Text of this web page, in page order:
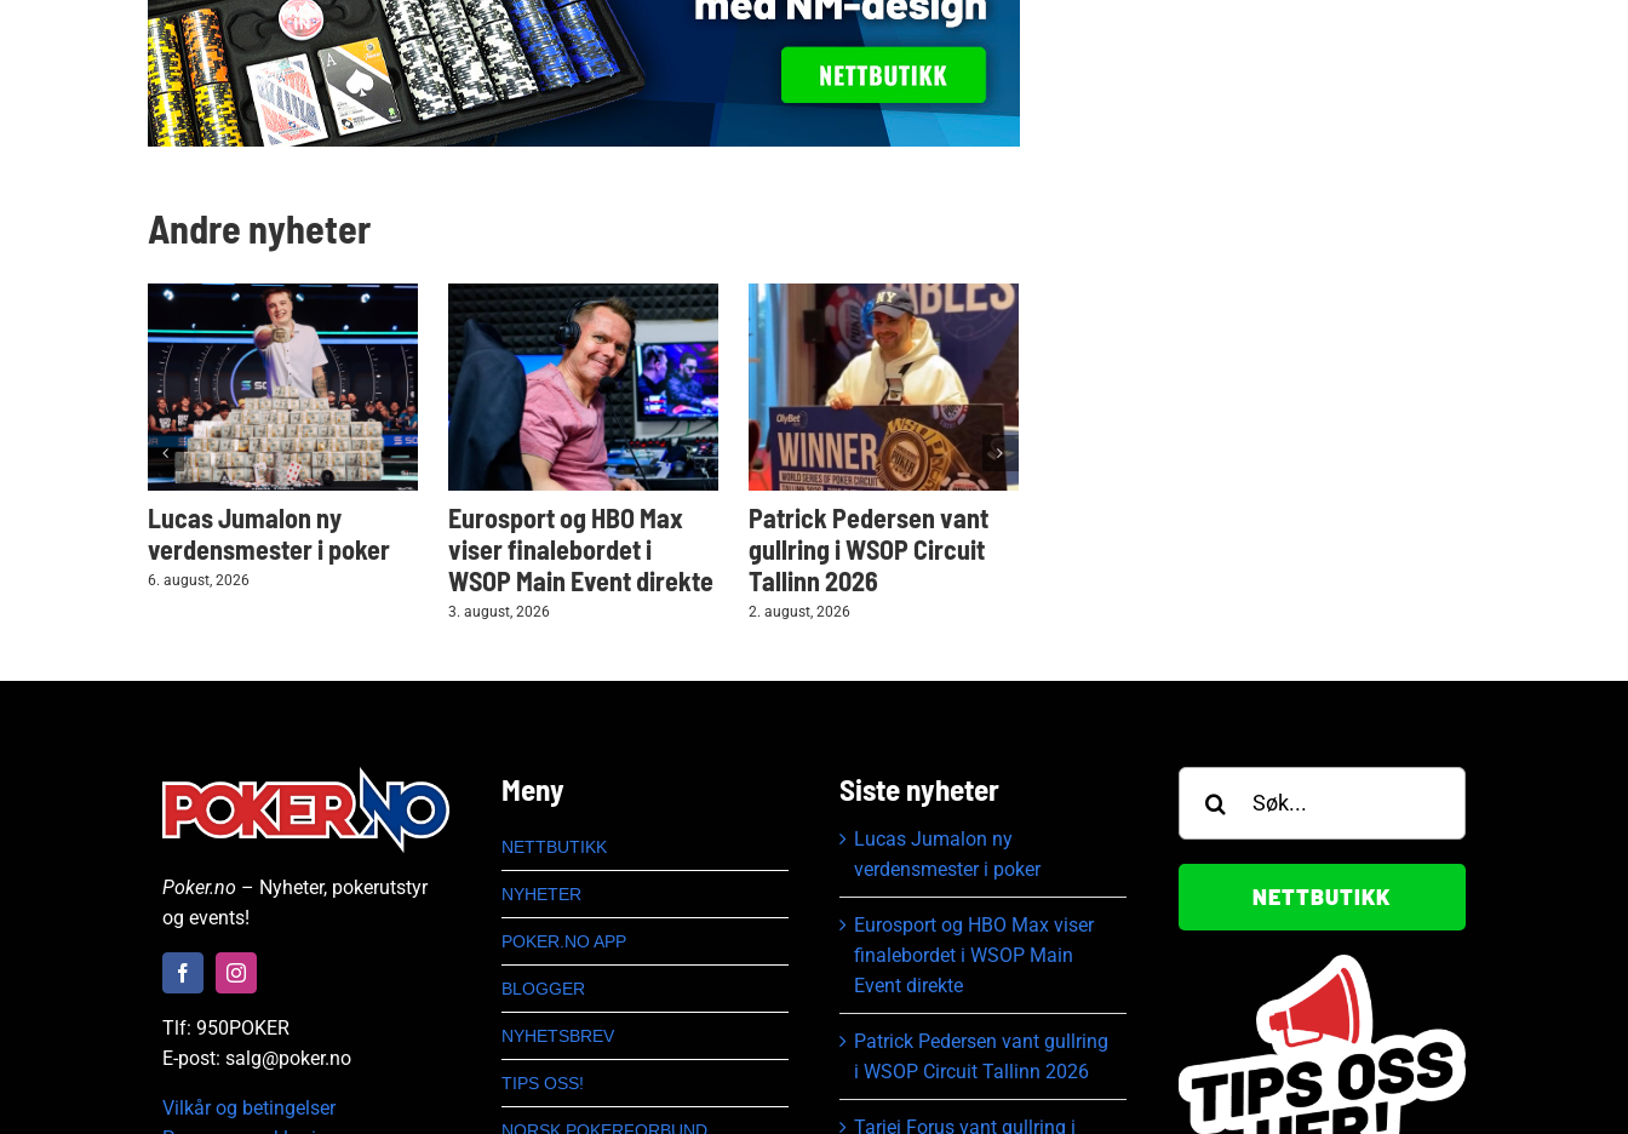
Andre nyheter
Lucas Jumalon ny
verdensmester i poker
6. august, 2026
Eurosport og HBO Max
viser finalebordet i
WSOP Main Event direkte
3. august, 2026
Patrick Pedersen vant
gullring i WSOP Circuit
Tallinn 2026
2. august, 2026
Poker.no – Nyheter, pokerutstyr
og events!
Tlf: 950POKER
E-post: salg@poker.no
Vilkår og betingelser
Meny
NETTBUTIKK
NYHETER
POKER.NO APP
BLOGGER
NYHETSBREV
TIPS OSS!
Siste nyheter
Lucas Jumalon ny
verdensmester i poker
Eurosport og HBO Max viser
finalebordet i WSOP Main
Event direkte
Patrick Pedersen vant gullring
i WSOP Circuit Tallinn 2026
Tarjei Forus vant gullring i
Søk
etter:
NETTBUTIKK